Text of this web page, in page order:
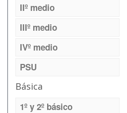
IIº medio
IIIº medio
IVº medio
PSU
Básica
1º y 2º básico